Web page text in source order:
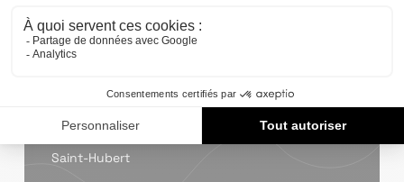
14/05/2027 – 17/05/2027
LIEU
Saint-Hubert